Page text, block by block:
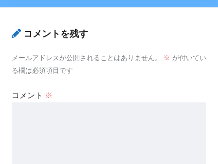
【PT/OT/共通】多発性筋炎（皮膚筋炎）
コメントを残す
メールアドレスが公開されることはありません。 ※ が付いてい
る欄は必須項目です
コメント ※